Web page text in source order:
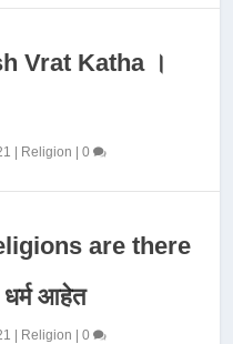
Vrat Katha ।
Religion |0
are there
धर्म आहेत
Religion |0